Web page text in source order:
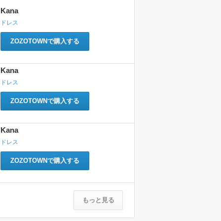
Kana
ドレス
ZOZOTOWNで購入する
Kana
ドレス
ZOZOTOWNで購入する
Kana
ドレス
ZOZOTOWNで購入する
もっと見る